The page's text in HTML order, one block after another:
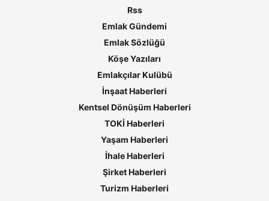
Rss
Emlak Gündemi
Emlak Sözlüğü
Köşe Yazıları
Emlakçılar Kulübü
İnşaat Haberleri
Kentsel Dönüşüm Haberleri
TOKİ Haberleri
Yaşam Haberleri
İhale Haberleri
Şirket Haberleri
Turizm Haberleri